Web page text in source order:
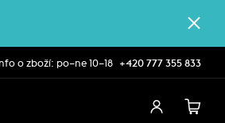
o zboží: po–ne 10–18 +420 777 355 833